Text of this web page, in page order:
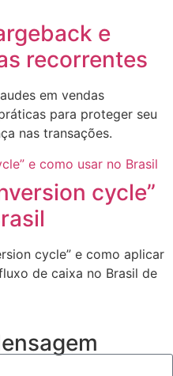
e
recorrentes
em vendas
para proteger seu
nas transações.
cycle”
cycle” e como aplicar
de caixa no Brasil de